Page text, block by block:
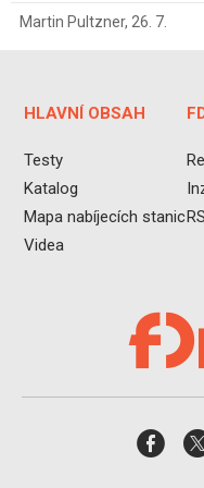
Martin Pultzner, 26. 7.
HLAVNÍ OBSAH
Testy
Katalog
Mapa nabíjecích stanic
Videa